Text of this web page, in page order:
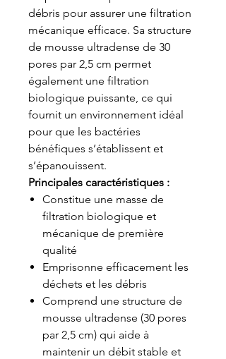
débris pour assurer une filtration
mécanique efficace. Sa structure
de mousse ultradense de 30
pores par 2,5 cm permet
également une filtration
biologique puissante, ce qui
fournit un environnement idéal
pour que les bactéries
bénéfiques s’établissent et
s’épanouissent.
Principales caractéristiques :
Constitue une masse de
filtration biologique et
mécanique de première
qualité
Emprisonne efficacement les
déchets et les débris
Comprend une structure de
mousse ultradense (30 pores
par 2,5 cm) qui aide à
maintenir un débit stable et